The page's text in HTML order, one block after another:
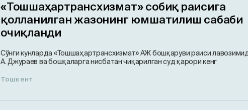
«Тошшаҳартрансхизмат» собиқ раисига
қолланилган жазонинг юмшатилиш сабаби
очиқланди
Сўнги кунларда «Тошшаҳартрансхизмат» АЖ бошқаруви раиси
А. Джураев ва бошқаларга нисбатан чиқарилган суд қарори кенг
Тошкент